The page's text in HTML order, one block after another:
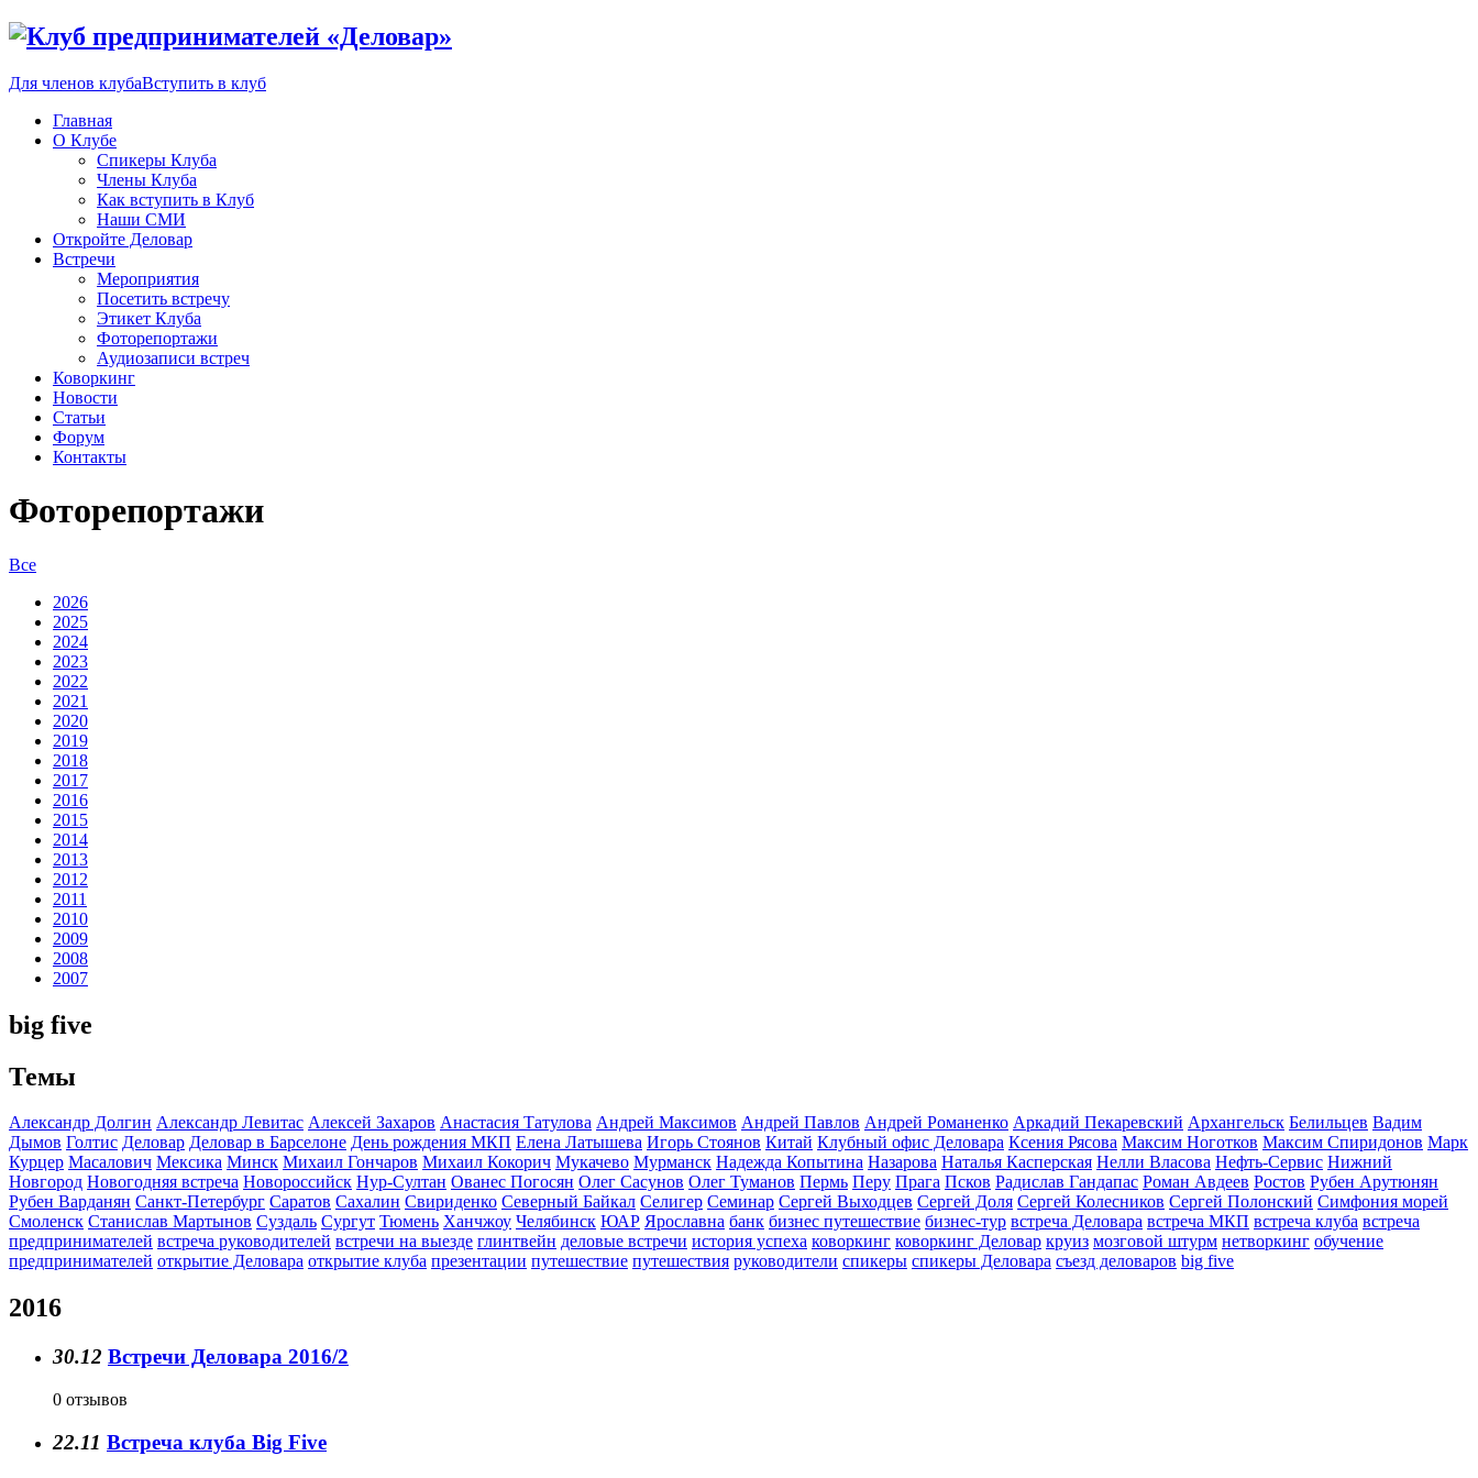
Для членов клубаВступить в клуб
Главная
О Клубе
Спикеры Клуба
Члены Клуба
Как вступить в Клуб
Наши СМИ
Откройте Деловар
Встречи
Мероприятия
Посетить встречу
Этикет Клуба
Фоторепортажи
Аудиозаписи встреч
Коворкинг
Новости
Статьи
Форум
Контакты
Фоторепортажи
Все
2026
2025
2024
2023
2022
2021
2020
2019
2018
2017
2016
2015
2014
2013
2012
2011
2010
2009
2008
2007
big five
Темы
Александр Долгин Александр Левитас Алексей Захаров Анастасия Татулова Андрей Максимов Андрей Павлов Андрей Романенко Аркадий Пекаревский Архангельск Белильцев Вадим
Дымов Голтис Деловар Деловар в Барселоне День рождения МКП Елена Латышева Игорь Стоянов Китай Клубный офис Деловара Ксения Рясова Максим Ноготков Максим Спиридонов Марк
Курцер Масалович Мексика Минск Михаил Гончаров Михаил Кокорич Мукачево Мурманск Надежда Копытина Назарова Наталья Касперская Нелли Власова Нефть-Сервис Нижний
Новгород Новогодняя встреча Новороссийск Нур-Султан Ованес Погосян Олег Сасунов Олег Туманов Пермь Перу Прага Псков Радислав Гандапас Роман Авдеев Ростов Рубен Арутюнян
Рубен Варданян Санкт-Петербург Саратов Сахалин Свириденко Северный Байкал Селигер Семинар Сергей Выходцев Сергей Доля Сергей Колесников Сергей Полонский Симфония морей
Смоленск Станислав Мартынов Суздаль Сургут Тюмень Ханчжоу Челябинск ЮАР Ярославна банк бизнес путешествие бизнес-тур встреча Деловара встреча МКП встреча клуба встреча
предпринимателей встреча руководителей встречи на выезде глинтвейн деловые встречи история успеха коворкинг коворкинг Деловар круиз мозговой штурм нетворкинг обучение
предпринимателей открытие Деловара открытие клуба презентации путешествие путешествия руководители спикеры спикеры Деловара съезд деловаров big five
2016
30.12 Встречи Деловара 2016/2
0 отзывов
22.11 Встреча клуба Big Five